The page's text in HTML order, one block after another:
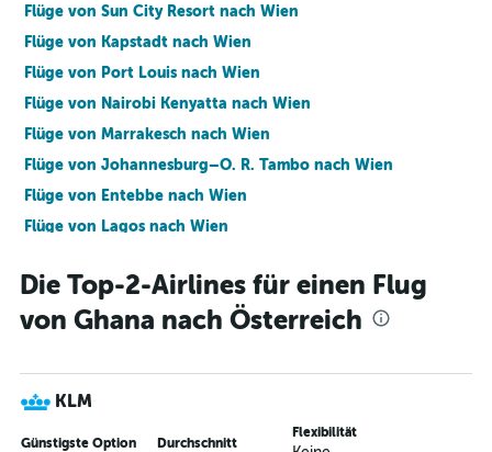
Flüge von Sun City Resort nach Wien
Flüge von Kapstadt nach Wien
Flüge von Port Louis nach Wien
Flüge von Nairobi Kenyatta nach Wien
Flüge von Marrakesch nach Wien
Flüge von Johannesburg–O. R. Tambo nach Wien
Flüge von Entebbe nach Wien
Flüge von Lagos nach Wien
Flüge von Casablanca nach Wien
Flüge von Sharm El-Sheikh nach Wien
Flüge von Addis Abeba nach Wien
Flüge von Nairobi Kenyatta nach Salzburg
Flüge von Abidjan nach Wien
Die Top-2-Airlines für einen Flug
von Ghana nach Österreich
KLM
Günstigste Option Durchschnitt
Flexibilität